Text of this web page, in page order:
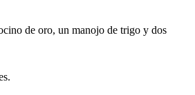
de oro, un manojo de trigo y dos